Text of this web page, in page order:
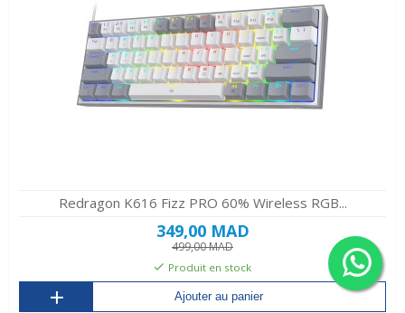
Redragon K616 Fizz PRO 60% Wireless RGB...
349,00 MAD
499,00 MAD
Produit en stock
Ajouter au panier